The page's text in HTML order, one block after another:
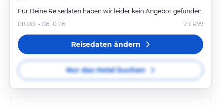
Für Deine Reisedaten haben wir leider kein Angebot gefunden.
08.08. - 06.10.26
2 ERW
Reisedaten ändern
Nur das Hotel buchen